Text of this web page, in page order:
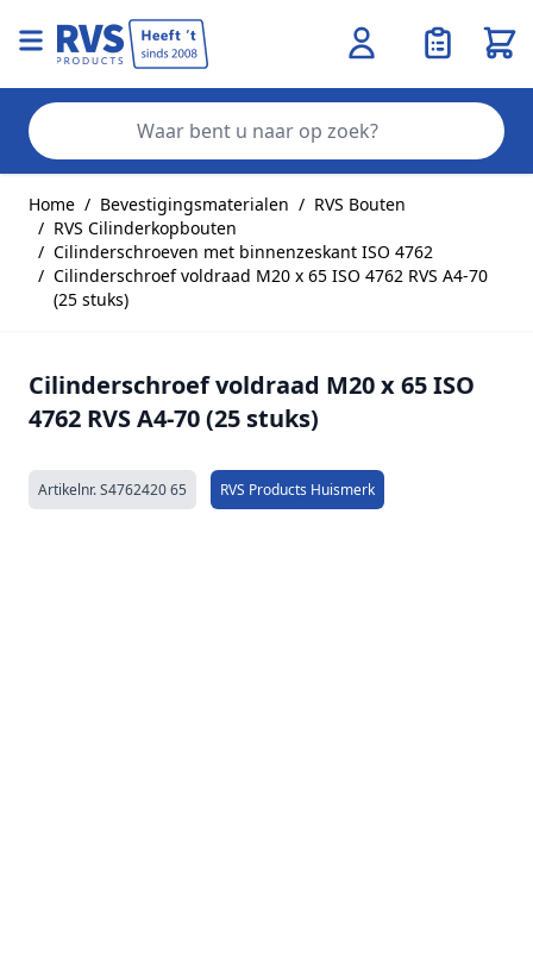
Home / Bevestigingsmaterialen / RVS Bouten
/ RVS Cilinderkopbouten
/ Cilinderschroeven met binnenzeskant ISO 4762
/ Cilinderschroef voldraad M20 x 65 ISO 4762 RVS A4-70
(25 stuks)
Cilinderschroef voldraad M20 x 65 ISO
4762 RVS A4-70 (25 stuks)
Artikelnr.S4762420 65 RVS Products Huismerk